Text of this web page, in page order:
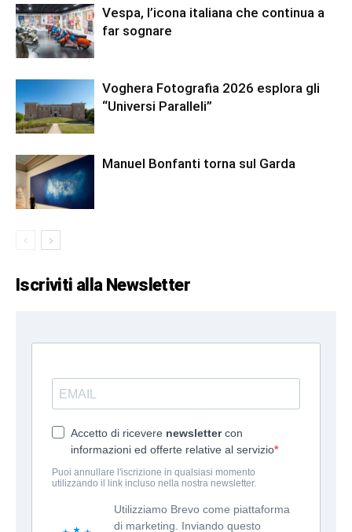
Vespa, l’icona italiana che continua a
far sognare
Voghera Fotografia 2026 esplora gli
“Universi Paralleli”
Manuel Bonfanti torna sul Garda
Iscriviti alla Newsletter